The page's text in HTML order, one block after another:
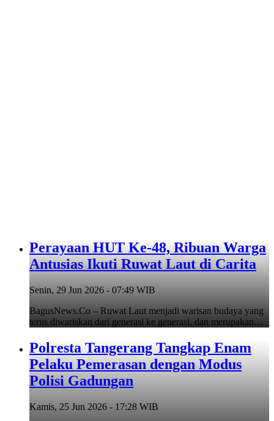
Perayaan HUT Ke-48, Ribuan Warga
Antusias Ikuti Ruwat Laut di Carita
Senin, 29 Jun 2026 - 07:49 WIB
BagusNews.Co – Ruwat Laut menjadi warisan budaya yang
terus diwariskan dari generasi ke generasi, dan merupakan…
Polresta Tangerang Tangkap Enam
Pelaku Pemerasan dengan Modus
Polisi Gadungan
Kamis, 25 Jun 2026 - 17:28 WIB